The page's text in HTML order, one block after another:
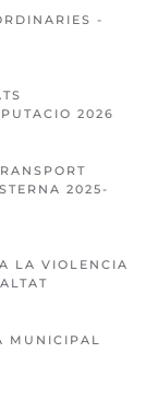
-
2026
2025-
LA VIOLENCIA
MUNICIPAL